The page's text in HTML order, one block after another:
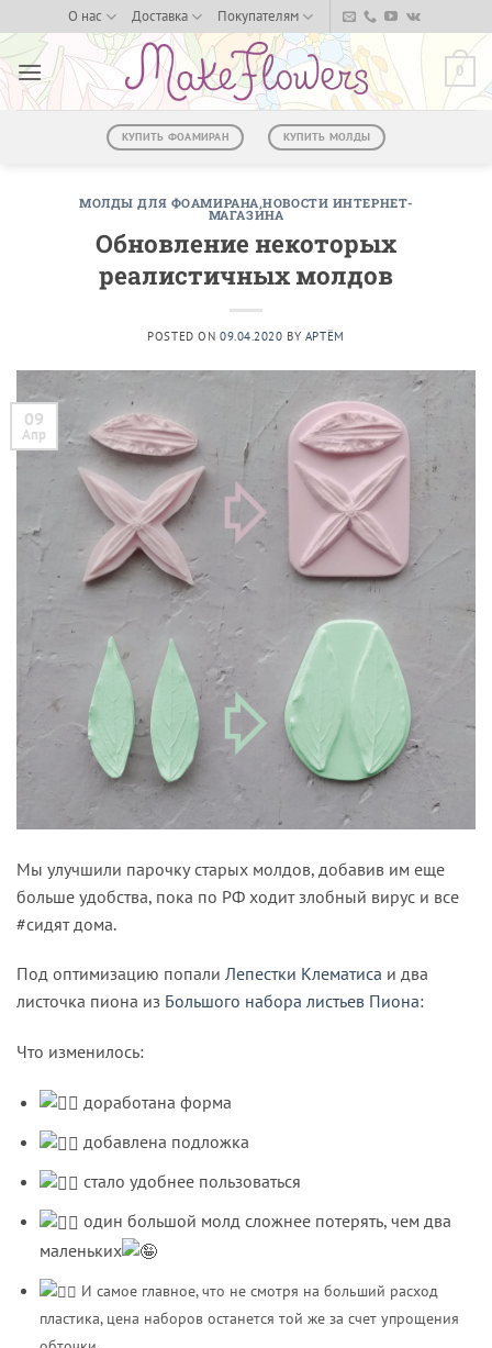
to
content
О нас Доставка Покупателям
0
КУПИТЬ ФОАМИРАН КУПИТЬ МОЛДЫ
МОЛДЫ ДЛЯ ФОАМИРАНА,НОВОСТИ ИНТЕРНЕТ-
МАГАЗИНА
Обновление некоторых
реалистичных молдов
POSTED ON 09.04.2020 BY АРТЁМ
09
Апр
Мы улучшили парочку старых молдов, добавив им еще
больше удобства, пока по РФ ходит злобный вирус и все
#сидят дома.
Под оптимизацию попали Лепестки Клематиса и два
листочка пиона из Большого набора листьев Пиона:
Что изменилось:
доработана форма
добавлена подложка
стало удобнее пользоваться
один большой молд сложнее потерять, чем два
маленьких
И самое главное, что не смотря на больший расход
пластика, цена наборов останется той же за счет упрощения